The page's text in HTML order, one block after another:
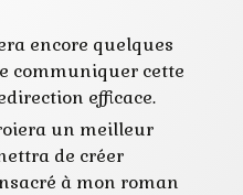
encore quelques
communiquer cette
efficace.
un meilleur
de créer
à mon roman